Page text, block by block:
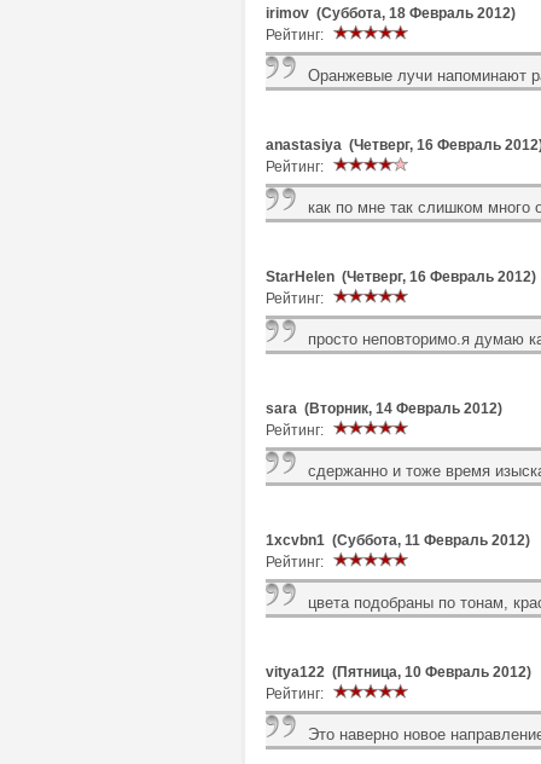
irimov (Суббота, 18 Февраль 2012)
Рейтинг:
Оранжевые лучи напоминают
anastasiya (Четверг, 16 Февраль
Рейтинг:
как по мне так слишком много
StarHelen (Четверг, 16 Февраль 2012)
Рейтинг:
просто неповторимо.я думаю
sara (Вторник, 14 Февраль 2012)
Рейтинг:
сдержанно и тоже время
1xcvbn1 (Суббота, 11 Февраль 2012)
Рейтинг:
цвета подобраны по тонам,
vitya122 (Пятница, 10 Февраль 2012)
Рейтинг:
Это наверно новое